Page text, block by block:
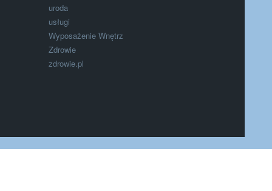
uroda
usługi
Wyposażenie Wnętrz
Zdrowie
zdrowie.pl